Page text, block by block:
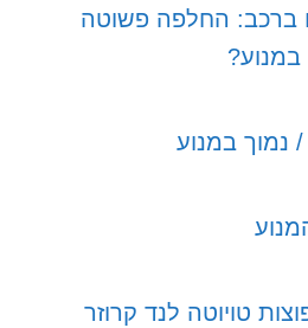
ברכב: החלפה פשוטה
במנוע?
נמוך במנוע
טויוטה לנד קרוזר